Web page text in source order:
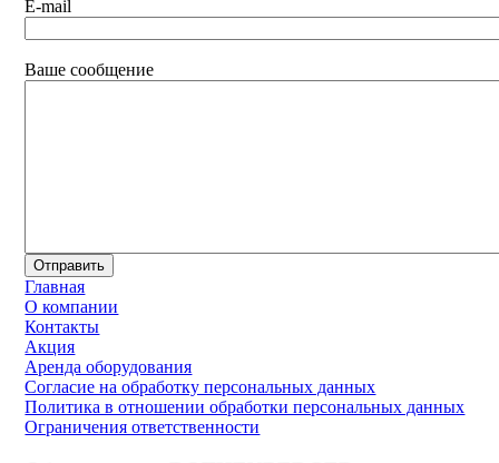
E-mail
Ваше сообщение
Главная
О компании
Контакты
Акция
Аренда оборудования
Согласие на обработку персональных данных
Политика в отношении обработки персональных данных
Ограничения ответственности